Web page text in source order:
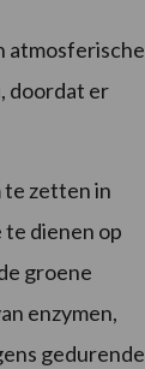
atmosferische
doordat er
te zetten in
dienen op
groene
enzymen,
gedurende